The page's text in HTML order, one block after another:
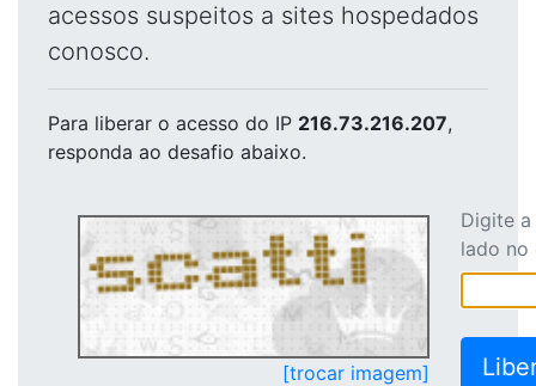
acessos suspeitos a sites hospedados
conosco.
Para liberar o acesso do IP 216.73.216.207,
responda ao desafio abaixo.
[trocar imagem]
Digite
lado no